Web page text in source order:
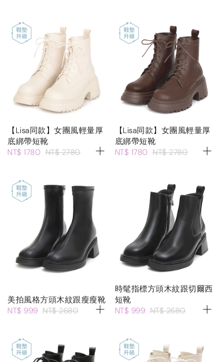
【Lisa同款】女團風輕量厚
底綁帶短靴
NT$ 1780 NT$ 2780
【Lisa同款】女團風輕量厚
底綁帶短靴
NT$ 1780 NT$ 2780
美拍風格方頭木紋跟瘦瘦靴
NT$ 999 NT$ 2680
時髦指標方頭木紋跟切爾西
短靴
NT$ 999 NT$ 2680